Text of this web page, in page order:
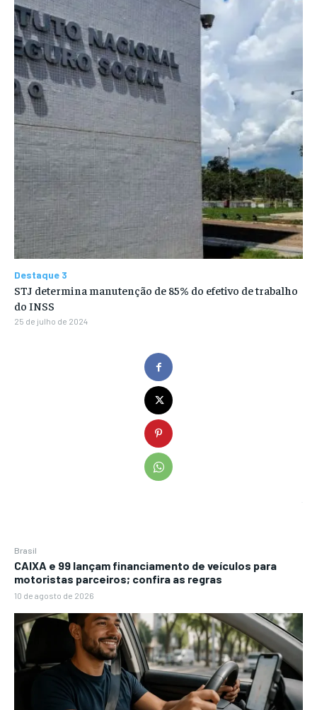
Brasil
CAIXA e 99 lançam financiamento de veículos para
motoristas parceiros; confira as regras
10 de agosto de 2026
Destaque 3
STJ determina manutenção de 85% do efetivo de trabalho
do INSS
25 de julho de 2024